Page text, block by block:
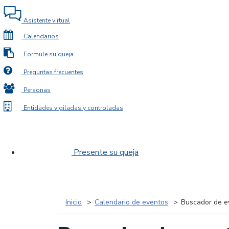
Asistente virtual
Calendarios
Formule su queja
Preguntas frecuentes
Personas
Entidades vigiladas y controladas
Presente su queja
Inicio Calendario de eventos Buscador de